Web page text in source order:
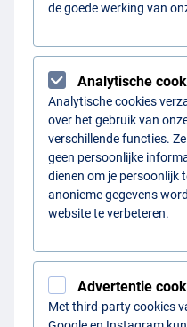
de goede werking van
Analytische
Analytische cookies
over het gebruik van
verschillende functies.
geen persoonlijke
dienen om je persoonlijk
anonieme gegevens
website te verbeteren.
Advertentie
Met third-party cookies